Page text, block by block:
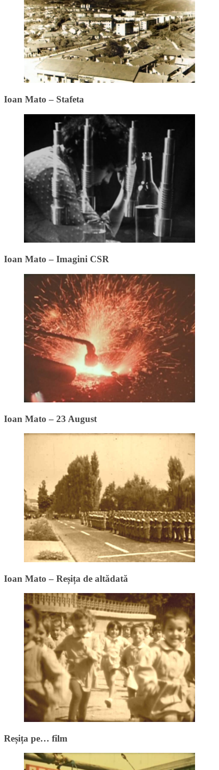
Ioan Mato – Stafeta
Ioan Mato – Imagini CSR
Ioan Mato – 23 August
Ioan Mato – Reșița de altădată
Reșița pe… film